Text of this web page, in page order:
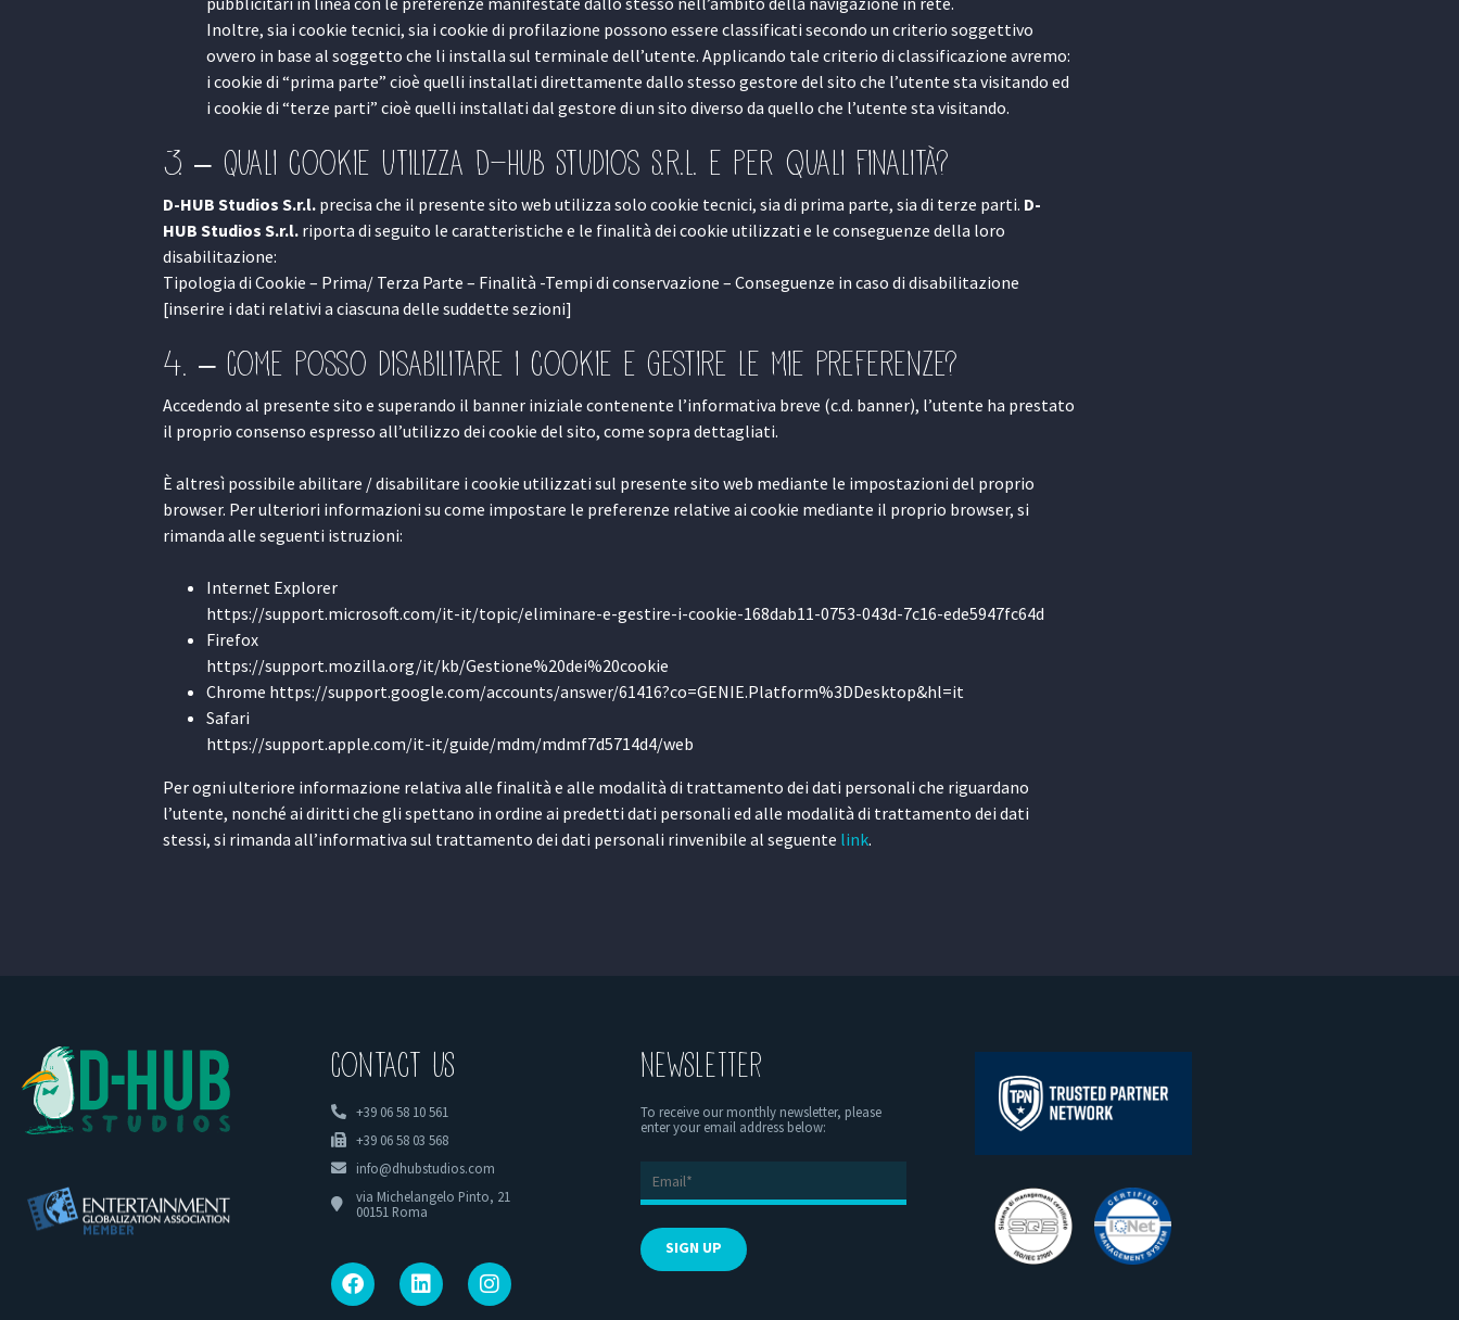
Inoltre, sia i cookie tecnici, sia i cookie di profilazione possono essere classificati secondo un criterio soggettivo
ovvero in base al soggetto che li installa sul terminale dell’utente. Applicando tale criterio di classificazione avremo:
i cookie di “prima parte” cioè quelli installati direttamente dallo stesso gestore del sito che l’utente sta visitando ed
i cookie di “terze parti” cioè quelli installati dal gestore di un sito diverso da quello che l’utente sta visitando.
3. – Quali cookie utilizza D-HUB Studios S.r.l. e per quali finalità?
D-HUB Studios S.r.l. precisa che il presente sito web utilizza solo cookie tecnici, sia di prima parte, sia di terze parti. D-
HUB Studios S.r.l. riporta di seguito le caratteristiche e le finalità dei cookie utilizzati e le conseguenze della loro
disabilitazione:
Tipologia di Cookie – Prima/ Terza Parte – Finalità -Tempi di conservazione – Conseguenze in caso di disabilitazione
[inserire i dati relativi a ciascuna delle suddette sezioni]
4. – Come posso disabilitare i cookie e gestire le mie preferenze?
Accedendo al presente sito e superando il banner iniziale contenente l’informativa breve (c.d. banner), l’utente ha prestato
il proprio consenso espresso all’utilizzo dei cookie del sito, come sopra dettagliati.
È altresì possibile abilitare / disabilitare i cookie utilizzati sul presente sito web mediante le impostazioni del proprio
browser. Per ulteriori informazioni su come impostare le preferenze relative ai cookie mediante il proprio browser, si
rimanda alle seguenti istruzioni:
Internet Explorer
https://support.microsoft.com/it-it/topic/eliminare-e-gestire-i-cookie-168dab11-0753-043d-7c16-ede5947fc64d
Firefox
https://support.mozilla.org/it/kb/Gestione%20dei%20cookie
Chrome https://support.google.com/accounts/answer/61416?co=GENIE.Platform%3DDesktop&hl=it
Safari
https://support.apple.com/it-it/guide/mdm/mdmf7d5714d4/web
Per ogni ulteriore informazione relativa alle finalità e alle modalità di trattamento dei dati personali che riguardano
l’utente, nonché ai diritti che gli spettano in ordine ai predetti dati personali ed alle modalità di trattamento dei dati
stessi, si rimanda all’informativa sul trattamento dei dati personali rinvenibile al seguente link.
Contact US
+39 06 58 10 561
+39 06 58 03 568
info@dhubstudios.com
via Michelangelo Pinto, 21
00151 Roma
NEWSLETTER
To receive our monthly newsletter, please
enter your email address below: